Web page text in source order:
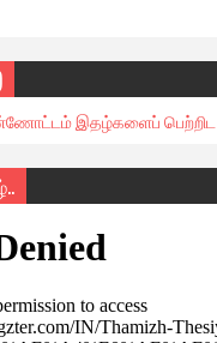
இதழ்களைப் பெற்றிட